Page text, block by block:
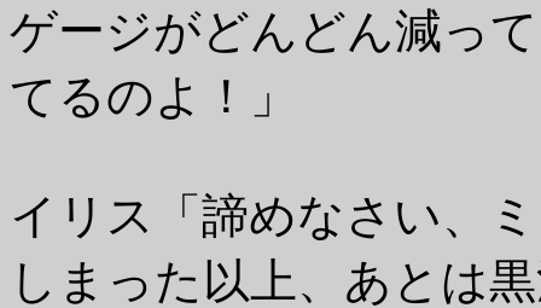
ゲージがどんどん減っ
てるのよ！」
イリス「諦めなさい、
しまった以上、あとは